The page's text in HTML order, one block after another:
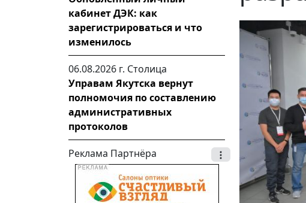
кабинет ДЭК: как
зарегистрироваться и что
изменилось
06.08.2026 г. Столица
Управам Якутска вернут
полномочия по составлению
административных
протоколов
Реклама Партнёра